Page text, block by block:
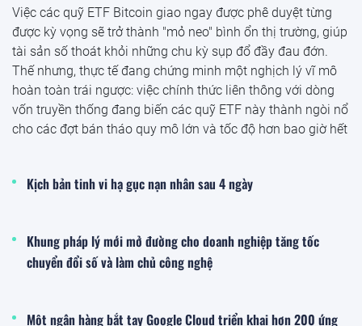
Việc các quỹ ETF Bitcoin giao ngay được phê duyệt từng
được kỳ vọng sẽ trở thành "mỏ neo" bình ổn thị trường, giúp
tài sản số thoát khỏi những chu kỳ sụp đổ đầy đau đớn.
Thế nhưng, thực tế đang chứng minh một nghịch lý vĩ mô
hoàn toàn trái ngược: việc chính thức liên thông với dòng
vốn truyền thống đang biến các quỹ ETF này thành ngòi nổ
cho các đợt bán tháo quy mô lớn và tốc độ hơn bao giờ hết
Kịch bản tinh vi hạ gục nạn nhân sau 4 ngày
Khung pháp lý mới mở đường cho doanh nghiệp tăng tốc
chuyển đổi số và làm chủ công nghệ
Một ngân hàng bắt tay Google Cloud triển khai hơn 200 ứng